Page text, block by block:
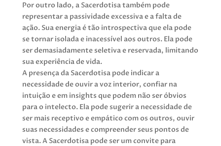
Por outro lado, a Sacerdotisa também pode
representar a passividade excessiva e a falta de
ação. Sua energia é tão introspectiva que ela pode
se tornar isolada e inacessível aos outros. Ela pode
ser demasiadamente seletiva e reservada, limitando
sua experiência de vida.
A presença da Sacerdotisa pode indicar a
necessidade de ouvir a voz interior, confiar na
intuição e em insights que podem não ser óbvios
para o intelecto. Ela pode sugerir a necessidade de
ser mais receptivo e empático com os outros, ouvir
suas necessidades e compreender seus pontos de
vista. A Sacerdotisa pode ser um convite para